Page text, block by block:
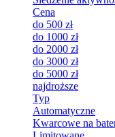
Cena
do 500 zł
do 1000 zł
do 2000 zł
do 3000 zł
do 5000 zł
najdroższe
Typ
Automatyczne
Kwarcowe na